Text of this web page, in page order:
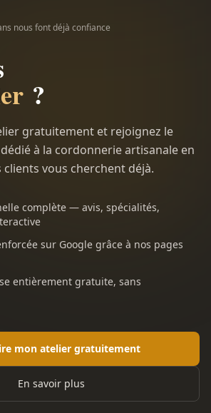
nous font déjà confiance
?
gratuitement et rejoignez le
à la cordonnerie artisanale en
clients vous cherchent déjà.
complète — avis, spécialités,
sur Google grâce à nos pages
entièrement gratuite, sans
mon atelier gratuitement
En savoir plus